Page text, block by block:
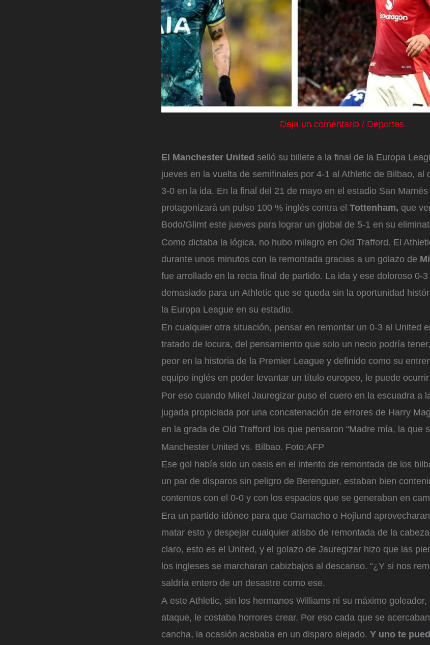
Deja un comentario / Deportes
El Manchester United selló su billete a la final de la Europa
jueves en la vuelta de semifinales por 4-1 al Athletic de Bilbao, al
3-0 en la ida. En la final del 21 de mayo en el estadio San
protagonizará un pulso 100 % inglés contra el Tottenham, que
Bodo/Glimt este jueves para lograr un global de 5-1 en su
Como dictaba la lógica, no hubo milagro en Old Trafford. El
durante unos minutos con la remontada gracias a un golazo de
fue arrollado en la recta final de partido. La ida y ese doloroso 0-
demasiado para un Athletic que se queda sin la oportunidad
la Europa League en su estadio.
En cualquier otra situación, pensar en remontar un 0-3 al United
tratado de locura, del pensamiento que solo un necio podría
peor en la historia de la Premier League y definido como su
equipo inglés en poder levantar un título europeo, le puede
Por eso cuando Mikel Jauregizar puso el cuero en la escuadra a
jugada propiciada por una concatenación de errores de Harry
en la grada de Old Trafford los que pensaron “Madre mía, la que
Manchester United vs. Bilbao. Foto:AFP
Ese gol había sido un oasis en el intento de remontada de los
un par de disparos sin peligro de Berenguer, estaban bien
contentos con el 0-0 y con los espacios que se generaban en
Era un partido idóneo para que Garnacho o Hojlund
matar esto y despejar cualquier atisbo de remontada de la
claro, esto es el United, y el golazo de Jauregizar hizo que las
los ingleses se marcharan cabizbajos al descanso. “¿Y si nos
saldría entero de un desastre como ese.
A este Athletic, sin los hermanos Williams ni su máximo
ataque, le costaba horrores crear. Por eso cada que se
cancha, la ocasión acababa en un disparo alejado. Y uno te